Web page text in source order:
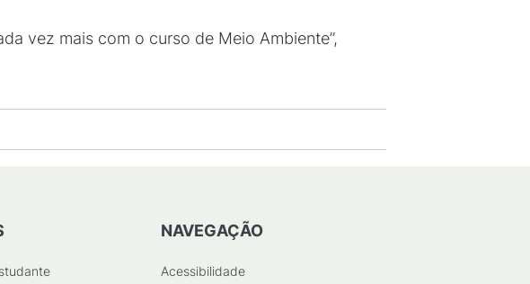
vez mais com o curso de Meio Ambiente”,
NAVEGAÇÃO
Acessibilidade